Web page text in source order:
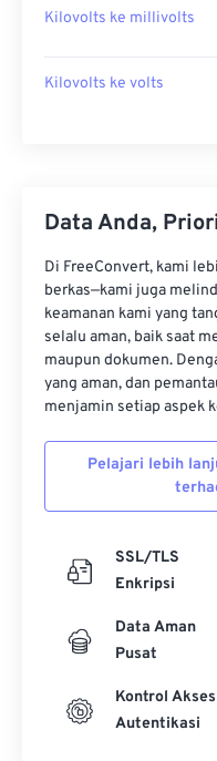
Kilovolts ke millivolts
Kilovolts ke volts
Data Anda,
Di FreeConvert, kami
berkas—kami juga
keamanan kami yang
selalu aman, baik saat
maupun dokumen.
yang aman, dan
menjamin setiap aspek
Pelajari lebih
SSL/TLS
Enkripsi
Data Aman
Pusat
Kontrol
Autentikasi